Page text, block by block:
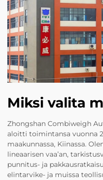
Miksi valita
Zhongshan Combiweigh
aloitti toimintansa vuonna
maakunnassa, Kiinassa.
lineaarisen vaa’an,
punnitus- ja
elintarvike- ja muissa